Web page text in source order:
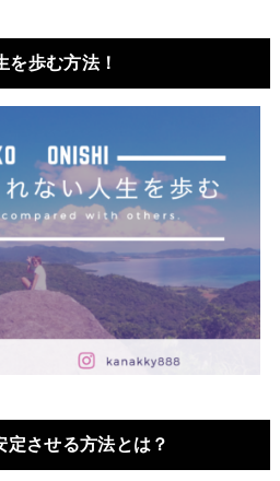
を歩む方法！
させる方法とは？